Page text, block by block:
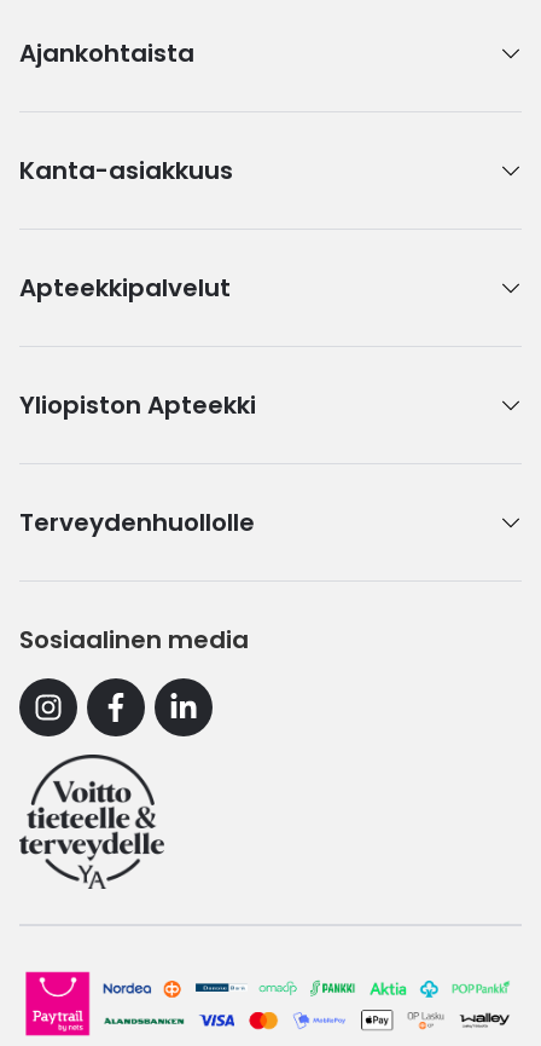
Ajankohtaista
Kanta-asiakkuus
Apteekkipalvelut
Yliopiston Apteekki
Terveydenhuollolle
Sosiaalinen media
InstagramFacebookLinkedin